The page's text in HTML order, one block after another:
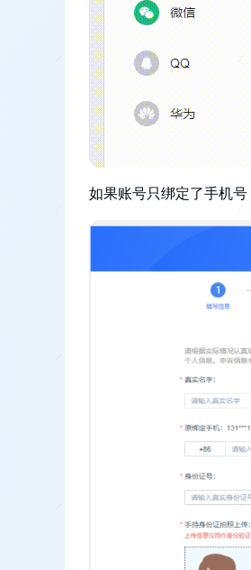
如果账号只绑定了手机